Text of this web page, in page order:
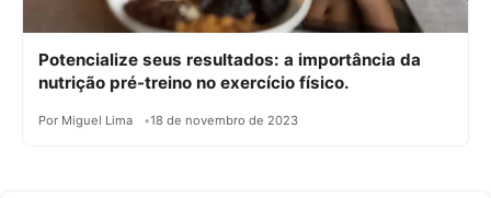
Potencialize seus resultados: a importância da
nutrição pré-treino no exercício físico.
Por Miguel Lima 18 de novembro de 2023